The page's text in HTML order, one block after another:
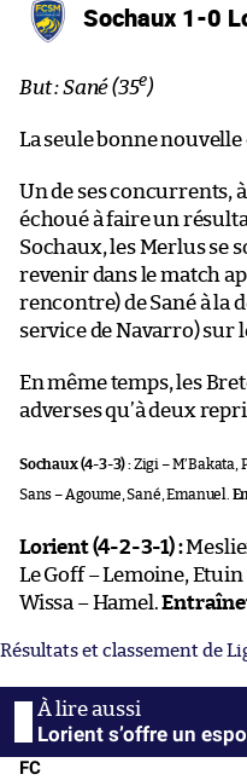
Sochaux 1-0
But : Sané (35e)
La seule bonne
Un de ses concurrents,
échoué à faire un
Sochaux, les Merlus se
revenir dans le match
rencontre) de Sané à la
service de Navarro) sur
En même temps, les
adverses qu’à deux
Sochaux (4-3-3) :Zigi – M’Bakata,
Sans – Agoume, Sané, Emanuel.
Lorient (4-2-3-1) :
Le Goff – Lemoine,
Wissa – Hamel.
Résultats et classement de
Lorient s’offre un
FC